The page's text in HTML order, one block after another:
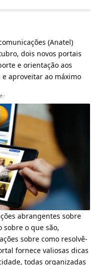
(Anatel)
dois novos portais
e orientação aos
aproveitar ao máximo
-
abrangentes sobre
sobre o que são,
sobre como resolvê-
fornece valiosas dicas
todas organizadas